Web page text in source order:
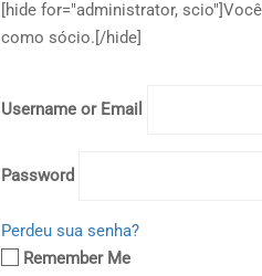
[hide for="administrator,
como sócio.[/hide]
Username or Email
Password
Perdeu sua senha?
Remember Me